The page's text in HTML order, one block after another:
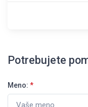
Potrebujete
Meno: *